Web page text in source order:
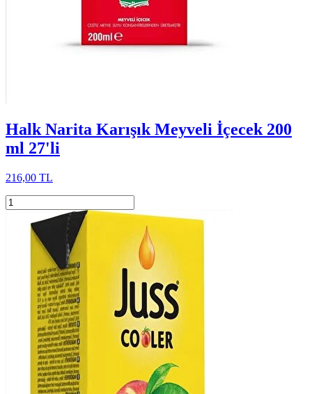
Halk Narita Karışık Meyveli İçecek 200
ml 27'li
216,00 TL